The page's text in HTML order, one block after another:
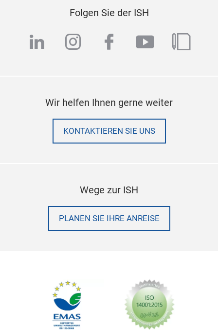
Folgen Sie der ISH
linkedininstagram
facebook
youtube
blog
Wir helfen Ihnen gerne weiter
KONTAKTIEREN SIE UNS
Wege zur ISH
PLANEN SIE IHRE ANREISE